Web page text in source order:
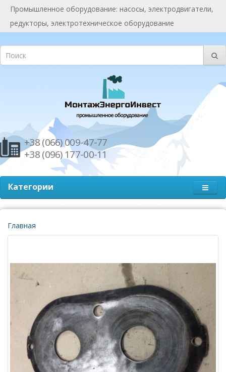
Промышленное оборудование: насосы, электродвигатели,
редукторы, электротехническое оборудование
+38 (066) 009-47-77
+38 (096) 177-00-11
Категории
Главная